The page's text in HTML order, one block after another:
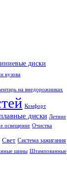
диски
кузова
на внедорожниках
Комфорт
диски Летние
освещение Очистка
Свет Система зажигания
шины Штампованные